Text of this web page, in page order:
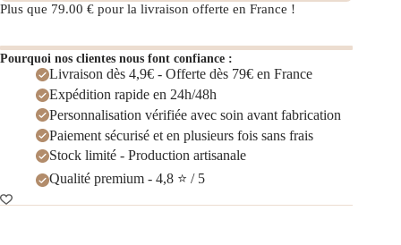
Plus que 79.00 € pour la livraison offerte en France !
Pourquoi nos clientes nous font confiance :
Livraison dès 4,9€ - Offerte dès 79€ en France
Expédition rapide en 24h/48h
Personnalisation vérifiée avec soin avant fabrication
Paiement sécurisé et en plusieurs fois sans frais
Stock limité - Production artisanale
Qualité premium - 4,8 ⭐ / 5